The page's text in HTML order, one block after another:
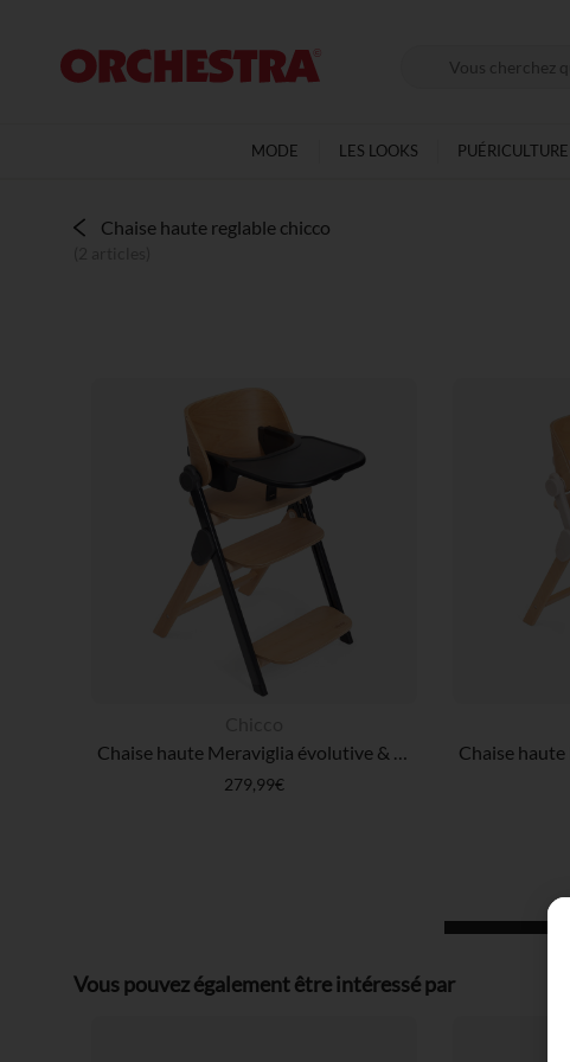
MODE LES LOOKS PUÉRICULTURE
Chaise haute reglable chicco
Chaise haute Meraviglia évolutive & règlable Ebony
279,99€
Vous pouvez également être intéressé par